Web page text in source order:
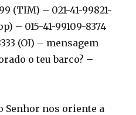
(TIM) – 021-41-99821-
– 015-41-99109-8374
(OI) – mensagem
o teu barco? –
Senhor nos oriente a